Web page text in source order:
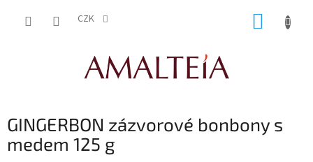
CZK
GINGERBON zázvorové bonbony s
medem 125 g